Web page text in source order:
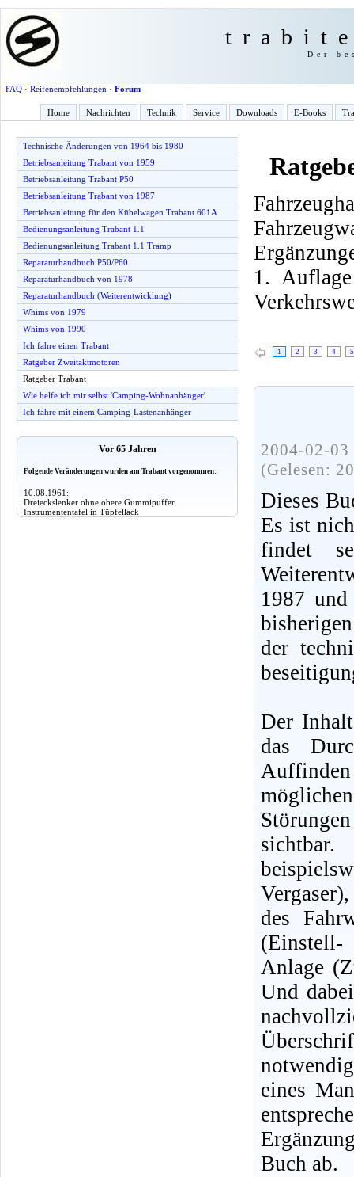
Der
FAQ· Reifenempfehlungen · Forum
Home Nachrichten Technik Service Downloads E-Books
Technische Änderungen von 1964 bis 1980
Betriebsanleitung Trabant von 1959
Betriebsanleitung Trabant P50
Betriebsanleitung Trabant von 1987
Betriebsanleitung für den Kübelwagen Trabant 601A
Bedienungsanleitung Trabant 1.1
Bedienungsanleitung Trabant 1.1 Tramp
Reparaturhandbuch P50/P60
Reparaturhandbuch von 1978
Reparaturhandbuch (Weiterentwicklung)
Whims von 1979
Whims von 1990
Ich fahre einen Trabant
Ratgeber Zweitaktmotoren
Ratgeber Trabant
Wie helfe ich mir selbst 'Camping-Wohnanhänger'
Ich fahre mit einem Camping-Lastenanhänger
Vor 65 Jahren
Folgende Veränderungen wurden am Trabant vorgenommen:
10.08.1961:
Dreieckslenker ohne obere Gummipuffer
Instrumententafel in Tüpfellack
1.
1 2 3 4 5
2004-02-
(Gelesen:
Dieses
Es ist
findet
1987
der
Der
das
sichtbar.
des
(Einstell-
Anlage
Und
eines
Buch ab.